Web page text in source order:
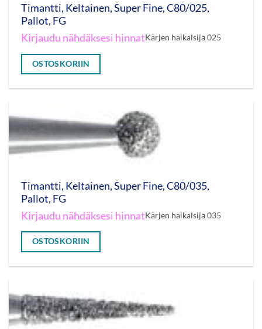
Timantti, Keltainen, Super Fine, C80/025,
Pallot, FG
Kirjaudu nähdäksesi hinnatKärjen halkaisija 025
OSTOSKORIIN
Timantti, Keltainen, Super Fine, C80/035,
Pallot, FG
Kirjaudu nähdäksesi hinnatKärjen halkaisija 035
OSTOSKORIIN